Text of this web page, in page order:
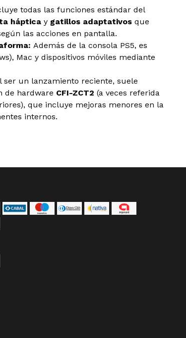
todas las funciones estándar del
hápticay gatillos adaptativosque
las acciones en pantalla.
Además de la consola PS5, es
Mac y dispositivos móviles mediante
ser un lanzamiento reciente, suele
de hardware CFI-ZCT2 (a veces referida
que incluye mejoras menores en la
internos.